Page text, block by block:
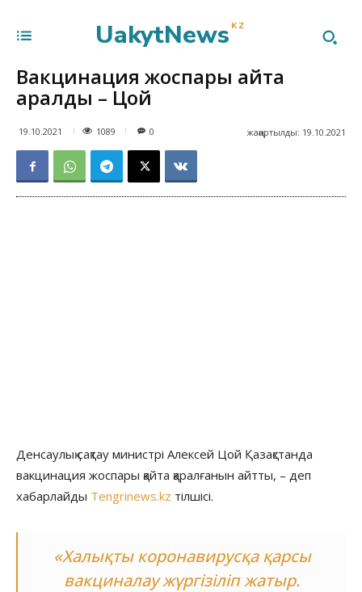
UakytNews KZ
Вакцинация жоспары қайта
қаралды – Цой
19.10.2021 1089 жаңартылды: 19.10.2021
0
Денсаулық сақтау министрі Алексей Цой Қазақстанда
вакцинация жоспары қайта қаралғанын айтты, – деп
хабарлайды Tengrinews.kz тілшісі.
«Халықты коронавирусқа қарсы
вакциналау жүргізіліп жатыр.